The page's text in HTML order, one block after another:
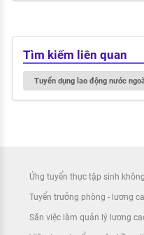
Tìm kiếm liên quan
Tuyển dụng lao động nước
Ứng tuyển thực tập sinh
Tuyển trưởng phòng - lương
Săn việc làm quản lý lương